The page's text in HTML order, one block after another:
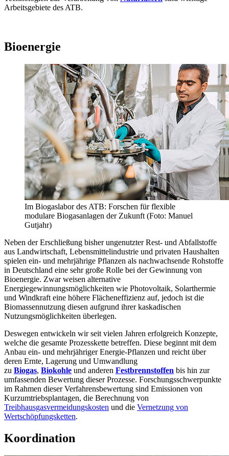
Arbeitsgebiete des ATB.
Bioenergie
Im Biogaslabor des ATB: Forschen für flexible
modulare Biogasanlagen der Zukunft (Foto: Manuel
Gutjahr)
Neben der Erschließung bisher ungenutzter Rest- und Abfallstoffe
aus Landwirtschaft, Lebensmittelindustrie und privaten Haushalten
spielen ein- und mehrjährige Pflanzen als nachwachsende Rohstoffe
in Deutschland eine sehr große Rolle bei der Gewinnung von
Bioenergie. Zwar weisen alternative
Energiegewinnungsmöglichkeiten wie Photovoltaik, Solarthermie
und Windkraft eine höhere Flächeneffizienz auf, jedoch ist die
Biomassennutzung diesen aufgrund ihrer kaskadischen
Nutzungsmöglichkeiten überlegen.
Deswegen entwickeln wir seit vielen Jahren erfolgreich Konzepte,
welche die gesamte Prozesskette betreffen. Diese beginnt mit dem
Anbau ein- und mehrjähriger Energie-Pflanzen und reicht über
deren Ernte, Lagerung und Umwandlung
zu Biogas, Biokohle und anderen Festbrennstoffen bis hin zur
umfassenden Bewertung dieser Prozesse. Forschungsschwerpunkte
im Rahmen dieser Verfahrensbewertung sind Emissionen von
Kurzumtriebsplantagen, die Berechnung von
Treibhausgasvermeidungskosten und die Vernetzung von
Wertschöpfungsketten.
Koordination